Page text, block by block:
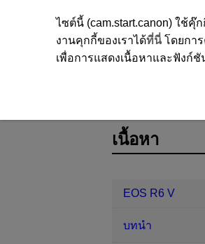
ก
เนื้อหา
EOS R6 V
บทนำ
ไซต์นี้ (cam.start.canon) ใช้
งานคุกกี้ของเราได้ที่นี่โดยการ
เพื่อการแสดงเนื้อหาและฟังก์